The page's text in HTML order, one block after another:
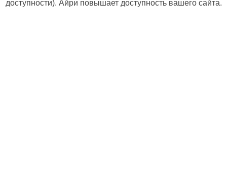
доступности). Айри повышает доступность вашего сайта.